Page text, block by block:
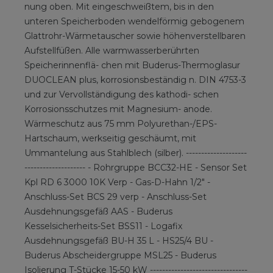
nung oben. Mit eingeschweißtem, bis in den
unteren Speicherboden wendelförmig gebogenem
Glattrohr-Wärmetauscher sowie höhenverstellbaren
Aufstellfüßen. Alle warmwasserberührten
Speicherinnenflä- chen mit Buderus-Thermoglasur
DUOCLEAN plus, korrosionsbeständig n. DIN 4753-3
und zur Vervollständigung des kathodi- schen
Korrosionsschutzes mit Magnesium- anode.
Wärmeschutz aus 75 mm Polyurethan-/EPS-
Hartschaum, werkseitig geschäumt, mit
Ummantelung aus Stahlblech (silber). --------------------
-------------------- - Rohrgruppe BCC32-HE - Sensor Set
Kpl RD 6 3000 10K Verp - Gas-D-Hahn 1/2" -
Anschluss-Set BCS 29 verp - Anschluss-Set
Ausdehnungsgefäß AAS - Buderus
Kesselsicherheits-Set BSS11 - Logafix
Ausdehnungsgefäß BU-H 35 L - HS25/4 BU -
Buderus Abscheidergruppe MSL25 - Buderus
Isolierung T-Stücke 15-50 kW --------------------------------